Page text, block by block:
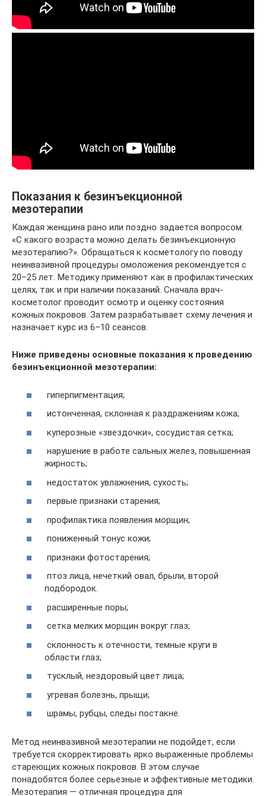
Показания к безинъекционной
мезотерапии
Каждая женщина рано или поздно задается вопросом:
«С какого возраста можно делать безинъекционную
мезотерапию?». Обращаться к косметологу по поводу
неинвазивной процедуры омоложения рекомендуется с
20–25 лет. Методику применяют как в профилактических
целях, так и при наличии показаний. Сначала врач-
косметолог проводит осмотр и оценку состояния
кожных покровов. Затем разрабатывает схему лечения и
назначает курс из 6–10 сеансов.
Ниже приведены основные показания к проведению
безинъекционной мезотерапии:
гиперпигментация;
истонченная, склонная к раздражениям кожа;
куперозные «звездочки», сосудистая сетка;
нарушение в работе сальных желез, повышенная
жирность;
недостаток увлажнения, сухость;
первые признаки старения;
профилактика появления морщин;
пониженный тонус кожи;
признаки фотостарения;
птоз лица, нечеткий овал, брыли, второй
подбородок.
расширенные поры;
сетка мелких морщин вокруг глаз;
склонность к отечности, темные круги в
области глаз;
тусклый, нездоровый цвет лица;
угревая болезнь, прыщи;
шрамы, рубцы, следы постакне.
Метод неинвазивной мезотерапии не подойдет, если
требуется скорректировать ярко выраженные проблемы
стареющих кожных покровов. В этом случае
понадобятся более серьезные и эффективные методики.
Мезотерапия — отличная процедура для